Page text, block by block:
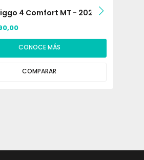
4 Comfort MT - 2021
CONOCE MÁS
COMPARAR